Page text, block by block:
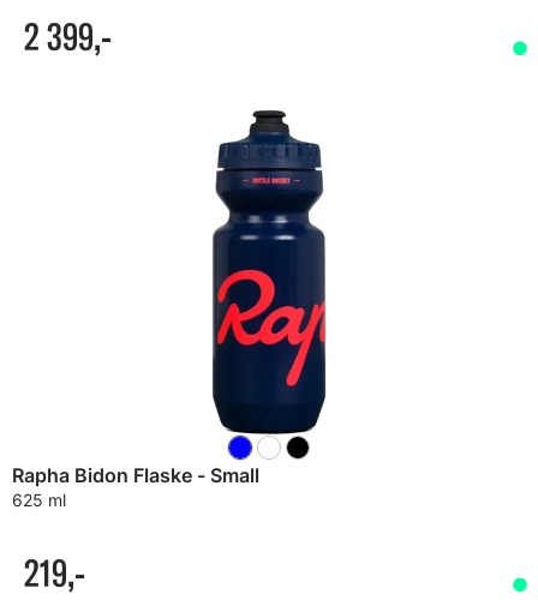
2 399,-
Rapha Bidon Flaske - Small
625 ml
219,-